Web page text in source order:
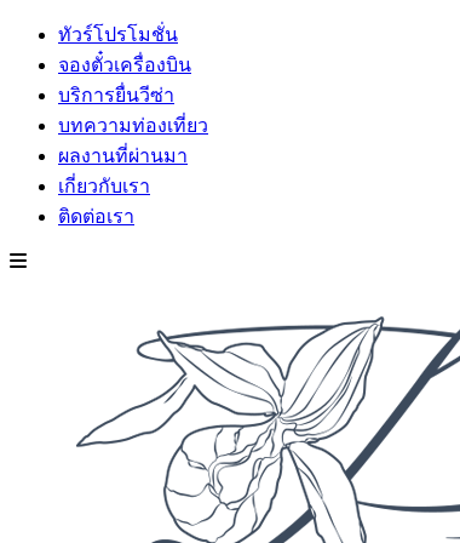
ทัวร์โปรโมชั่น
จองตั๋วเครื่องบิน
บริการยื่นวีซ่า
บทความท่องเที่ยว
ผลงานที่ผ่านมา
เกี่ยวกับเรา
ติดต่อเรา